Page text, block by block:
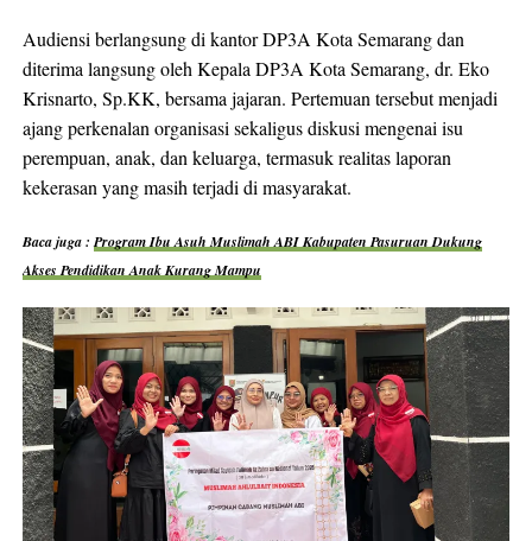
Audiensi berlangsung di kantor DP3A Kota Semarang dan
diterima langsung oleh Kepala DP3A Kota Semarang, dr. Eko
Krisnarto, Sp.KK, bersama jajaran. Pertemuan tersebut menjadi
ajang perkenalan organisasi sekaligus diskusi mengenai isu
perempuan, anak, dan keluarga, termasuk realitas laporan
kekerasan yang masih terjadi di masyarakat.
Baca juga :Program Ibu Asuh Muslimah ABI Kabupaten Pasuruan Dukung
Akses Pendidikan Anak Kurang Mampu